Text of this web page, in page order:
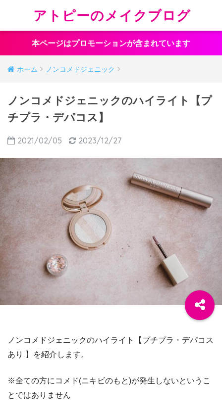
アトピーのメイクブログ
本ページはプロモーションが含まれています
ホーム ノンコメドジェニック
ノンコメドジェニックのハイライト【プ
チプラ・デパコス】
2021/02/05 2023/12/27
ノンコメドジェニックのハイライト【プチプラ・デパコス
あり 】を紹介します。
※全ての方にコメド(ニキビのもと)が発生しないというこ
とではありません